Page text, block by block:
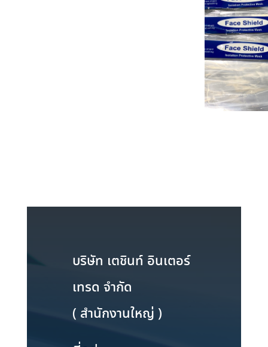
บริษัท เตชินท์ อินเตอร์
เทรด จำกัด
( สำนักงานใหญ่ )